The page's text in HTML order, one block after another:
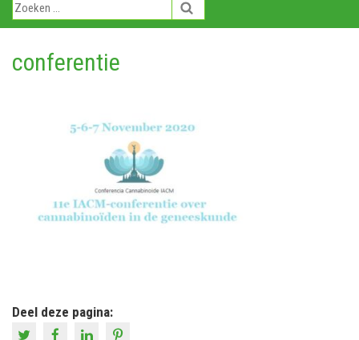
conferentie
Deel deze pagina: